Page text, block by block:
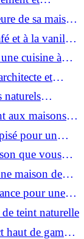
de sa maison
?
et à la vanille
cuisine à
?
et
naturels
aux maisons et
pour un
que vous
maison de
pour une
teint naturelle
haut de gamme